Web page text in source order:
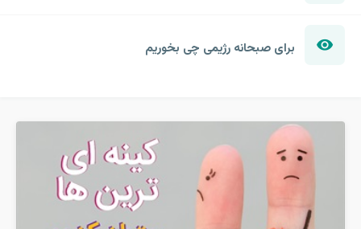
برای صبحانه رژیمی چی بخوریم